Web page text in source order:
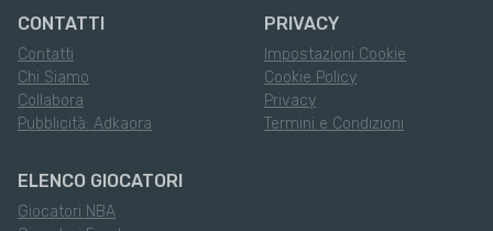
CONTATTI
Contatti
Chi Siamo
Collabora
Pubblicità: Adkaora
PRIVACY
Impostazioni Cookie
Cookie Policy
Privacy
Termini e Condizioni
ELENCO GIOCATORI
Giocatori NBA